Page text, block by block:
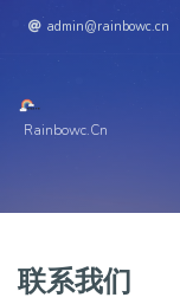
admin@rainbowc.cn
Rainbowc.cn
联系我们